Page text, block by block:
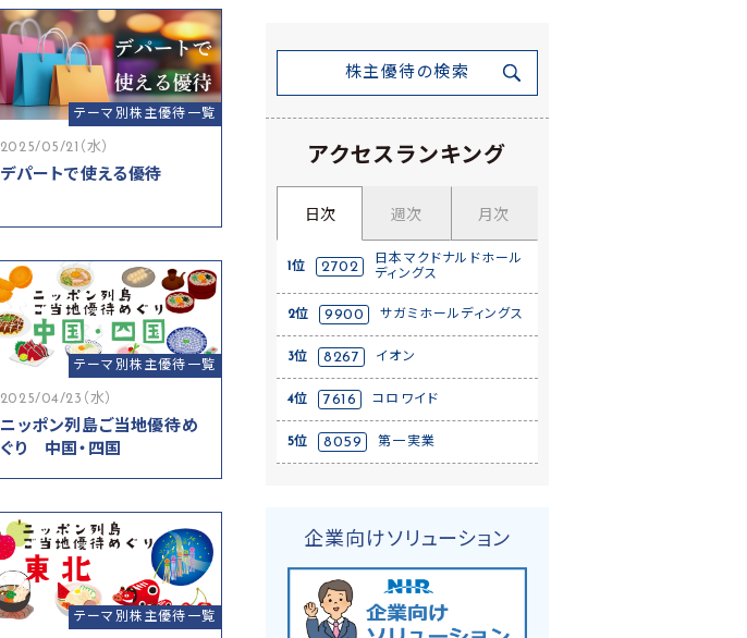
テーマ別株主優待一覧
2025/05/21（水）
デパートで使える優待
テーマ別株主優待一覧
2025/04/23（水）
ニッポン列島ご当地優待め
ぐり 中国・四国
テーマ別株主優待一覧
株主優待の検索
アクセスランキング
日次 週次 月次
1位 2702
日本マクドナルドホール
ディングス
2位 9900 サガミホールディングス
3位 8267 イオン
4位 7616 コロワイド
5位 8059 第一実業
企業向けソリューション